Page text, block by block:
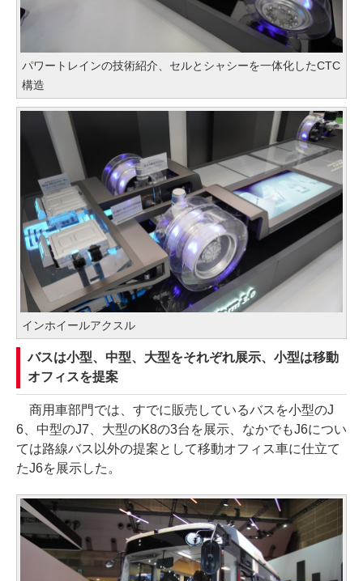
パワートレインの技術紹介、セルとシャシーを一体化したCTC
構造
インホイールアクスル
バスは小型、中型、大型をそれぞれ展示、小型は移動
オフィスを提案
商用車部門では、すでに販売しているバスを小型のJ
6、中型のJ7、大型のK8の3台を展示、なかでもJ6につい
ては路線バス以外の提案として移動オフィス車に仕立て
たJ6を展示した。